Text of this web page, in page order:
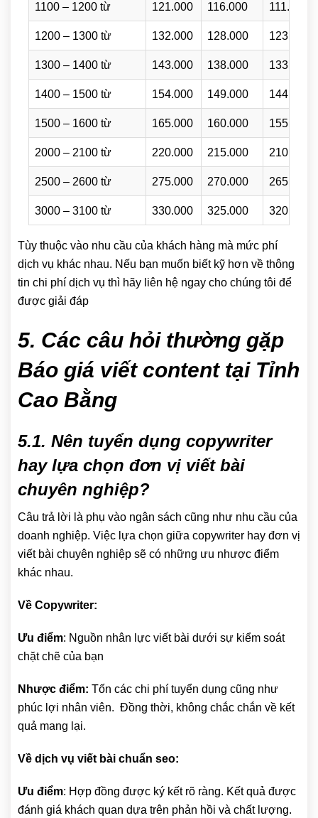
1100 – 1200 từ 121.000 116.000 111.000
1200 – 1300 từ 132.000 128.000 123.000
1300 – 1400 từ 143.000 138.000 133.000
1400 – 1500 từ 154.000 149.000 144.000
1500 – 1600 từ 165.000 160.000 155.000
2000 – 2100 từ 220.000 215.000 210.000
2500 – 2600 từ 275.000 270.000 265.000
3000 – 3100 từ 330.000 325.000 320.000
Tùy thuộc vào nhu cầu của khách hàng mà mức phí
dịch vụ khác nhau. Nếu bạn muốn biết kỹ hơn về thông
tin chi phí dịch vụ thì hãy liên hệ ngay cho chúng tôi để
được giải đáp
5. Các câu hỏi thường gặp
Báo giá viết content tại Tỉnh
Cao Bằng
5.1. Nên tuyển dụng copywriter
hay lựa chọn đơn vị viết bài
chuyên nghiệp?
Câu trả lời là phụ vào ngân sách cũng như nhu cầu của
doanh nghiệp. Việc lựa chọn giữa copywriter hay đơn vị
viết bài chuyên nghiệp sẽ có những ưu nhược điểm
khác nhau.
Về Copywriter:
Ưu điểm: Nguồn nhân lực viết bài dưới sự kiểm soát
chặt chẽ của bạn
Nhược điểm: Tốn các chi phí tuyển dụng cũng như
phúc lợi nhân viên. Đồng thời, không chắc chắn về kết
quả mang lại.
Về dịch vụ viết bài chuẩn seo:
Ưu điểm: Hợp đồng được ký kết rõ ràng. Kết quả được
đánh giá khách quan dựa trên phản hồi và chất lượng.